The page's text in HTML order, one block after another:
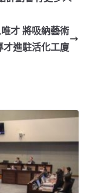
才 將吸納藝術
才進駐活化工廈